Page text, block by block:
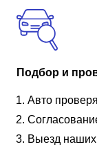
Подбор и
Авто
Выезд наших